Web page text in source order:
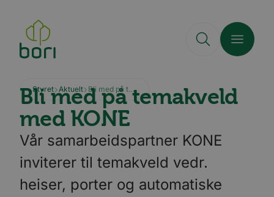
hovedinnhold
Styret Aktuelt Bli med på temakveld med KONE
Bli med på temakveld
med KONE
Vår samarbeidspartner KONE
inviterer til temakveld vedr.
heiser, porter og automatiske